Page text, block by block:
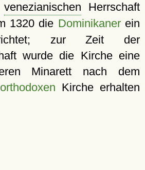
venezianischen Herrschaft
1320 die Dominikanerein
zur Zeit der
wurde die Kirche eine
Minarett nach dem
orthodoxen Kirche erhalten